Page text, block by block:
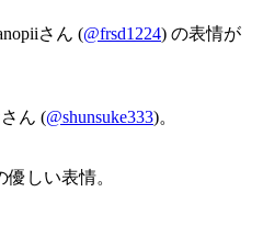
さん (@frsd1224) の表情が
ん (@shunsuke333)。
しい表情。